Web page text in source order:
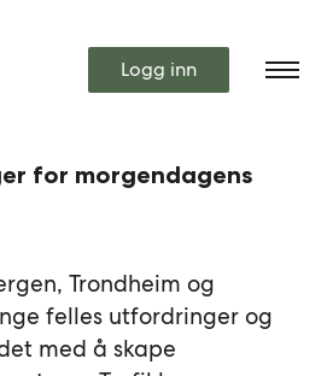
Logg inn
for morgendagens
Trondheim og
felles utfordringer og
med å skape